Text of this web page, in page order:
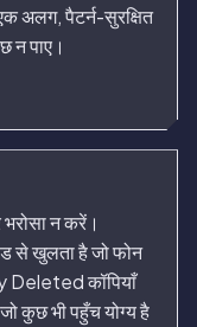
अलग, पैटर्न-सुरक्षित
न पाए।
न करें।
से खुलता है जो फोन
Deleted कॉपियाँ
कुछ भी पहुँच योग्य है